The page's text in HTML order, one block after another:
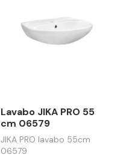
Lavabo JIKA PRO 55
cm 06579
JIKA PRO lavabo 55cm
06579